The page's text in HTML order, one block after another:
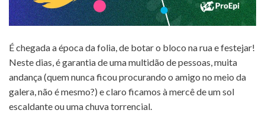
É chegada a época da folia, de botar o bloco na rua e festejar!
Neste dias, é garantia de uma multidão de pessoas, muita
andança (quem nunca ficou procurando o amigo no meio da
galera, não é mesmo?) e claro ficamos à mercê de um sol
escaldante ou uma chuva torrencial.